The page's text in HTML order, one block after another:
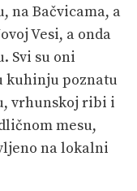
na Bačvicama, a
Vesi, a onda
Svi su oni
kuhinju poznatu
vrhunskoj ribi i
mesu,
na lokalni